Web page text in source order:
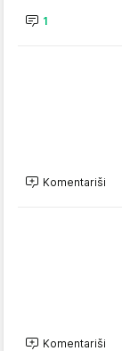
1
Komentariši
Komentariši